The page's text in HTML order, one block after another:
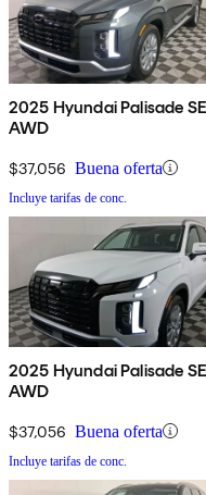
2025 Hyundai Palisade
AWD
$37,056 Buena oferta
Incluye tarifas de conc.
2025 Hyundai Palisade
AWD
$37,056 Buena oferta
Incluye tarifas de conc.